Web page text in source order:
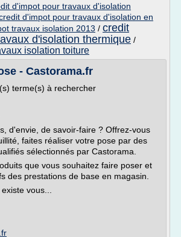
d'impot pour travaux d'isolation
d'impot pour travaux d'isolation en
travaux isolation 2013 / credit
d'isolation thermique /
isolation toiture
- Castorama.fr
terme(s) à rechercher
d'envie, de savoir-faire ? Offrez-vous
faites réaliser votre pose par des
sélectionnés par Castorama.
que vous souhaitez faire poser et
des prestations de base en magasin.
vous...